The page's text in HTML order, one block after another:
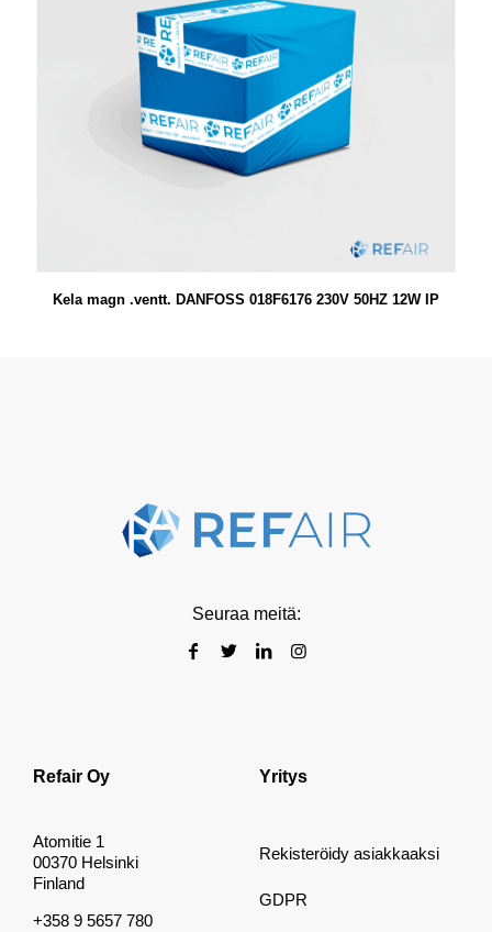
Kela magn .ventt. DANFOSS 018F6176 230V 50HZ 12W IP
Seuraa meitä:
Refair Oy
Atomitie 1
00370 Helsinki
Finland
+358 9 5657 780
Yritys
Rekisteröidy asiakkaaksi
GDPR